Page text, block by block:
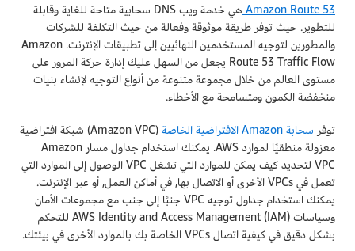
Amazon Route 53
هي خدمة ويب DNS سحابية متاحة للغاية وقابلة
للتطوير. حيث توفر طريقة موثوقة وفعالة من حيث التكلفة للشركات
والمطورين لتوجيه المستخدمين النهائيين إلى تطبيقات الإنترنت. Amazon
Route 53 Traffic Flow يجعل من السهل عليك إدارة حركة المرور على
مستوى العالم من خلال مجموعة متنوعة من أنواع التوجيه لإنشاء بنيات
منخفضة الكمون ومتسامحة مع الأخطاء.
توفر سحابة Amazon الافتراضية الخاصة
(Amazon VPC) شبكة افتراضية
معزولة منطقيًا لموارد AWS. يمكنك استخدام جداول مسار Amazon
VPC لتحديد كيف يمكن للموارد التي تشغل VPC الوصول إلى الموارد التي
تعمل في VPCs الأخرى أو الاتصال بها, في أماكن العمل, أو عبر الإنترنت.
يمكنك استخدام جداول توجيه VPC جنبًا إلى جنب مع مجموعات الأمان
وسياسات AWS Identity and Access Management (IAM) للتحكم
بشكل دقيق في كيفية اتصال VPCs الخاصة بك بالموارد الأخرى في بيئتك.